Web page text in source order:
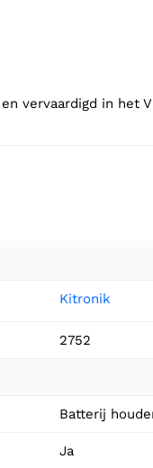
vervaardigd in het
Kitronik
2752
Batterij
Ja